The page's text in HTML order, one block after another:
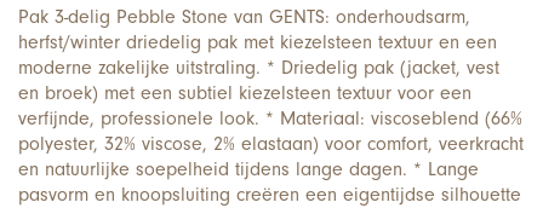
Pak 3-delig Pebble Stone van GENTS: onderhoudsarm,
herfst/winter driedelig pak met kiezelsteen textuur en een
moderne zakelijke uitstraling. * Driedelig pak (jacket, vest
en broek) met een subtiel kiezelsteen textuur voor een
verfijnde, professionele look. * Materiaal: viscoseblend (66%
polyester, 32% viscose, 2% elastaan) voor comfort, veerkracht
en natuurlijke soepelheid tijdens lange dagen. * Lange
pasvorm en knoopsluiting creëren een eigentijdse silhouette